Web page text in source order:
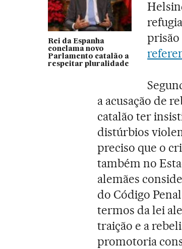
Rei da Espanha
conclama novo
Parlamento catalão a
respeitar pluralidade
prisão
a acusação de
catalão ter
distúrbios
preciso que o
também no
alemães
do Código
termos da lei
traição e a
promotoria